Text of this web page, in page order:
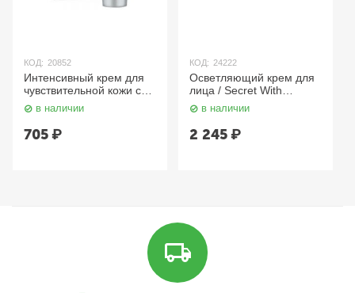
КОД: 20852
Интенсивный крем для
чувствительной кожи с
куперозом 50 мл Aravia
в наличии
705₽
КОД: 24222
Осветляющий крем для
лица / Secret With
Brightening Tone-up
Cream, 80 г Enough
в наличии
2 245₽